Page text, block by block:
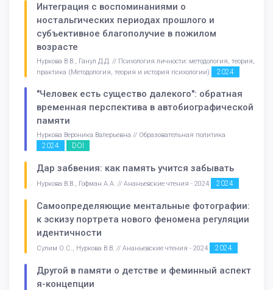
Интеграция с воспоминаниями о
ностальгических периодах прошлого и
субъективное благополучие в пожилом
возрасте
Нуркова В.В., Ганул Д.Д. // Психология личности: методология, теория,
практика (Методология, теория и история психологии)
2024
"Человек есть существо далекого": обратная
временная перспектива в автобиографической
памяти
Нуркова Вероника Валерьевна // Образовательная политика
2024 DOI
Дар забвения: как память учится забывать
Нуркова В.В., Гофман А.А. // Ананьевские чтения - 2024 2024
Самоопределяющие ментальные фотографии:
к эскизу портрета нового феномена регуляции
идентичности
Сулим О.С., Нуркова В.В. // Ананьевские чтения - 2024 2024
Другой в памяти о детстве и феминный аспект
я-концепции